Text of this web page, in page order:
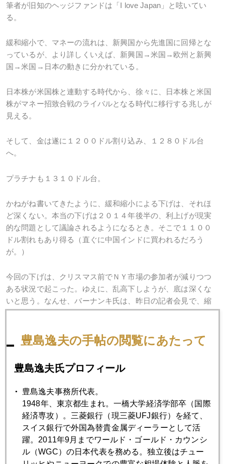
筆者が旧知のヘッジファンドは「I love Japan」と呟いてい
る。
緩和縮小で、マネーの流れは、新興国から先進国に回帰とな
っているが、より詳しくいえば、新興国→米国→欧州と新興
国→米国→日本の動きに分かれている。
日本株が米国株と連動する時代から、徐々に、日本株と米国
株がマネー招致合戦のライバルとなる時代に移行する兆しが
見える。
そして、金は遂に１２００ドル割り込み、１２８０ドル台
へ。
プラチナも１３１０ドル台。
かねがね書いてきたように、緩和縮小による下げは、それほ
ど深くない。本当の下げは２０１４年後半の、利上げが現実
的な問題として議論されるようになるとき。そこで１１００
ドル割れもあり得る（直ぐに中国インドに買われるだろう
が。）
今回の下げは、クリスマス前でＮＹ市場の参加者が減りつつ
ある状況で起こった。ゆえに、乱高下しようが、底は深くな
いと思う。なんせ、バーナンキ氏は、昨日の記者会見で、縮
小とはいえ緩和状態が続くことを強調しているからだ。
長期投資家にとっては、安値を拾うチャンス。
私もまた金を買います（増す）。プラチナも。。
ただ、円安でそれほど安くならないのだけどね。
円安でＮＹのドル建て金価格ほど派手な下げにはならない。
2013年
豊島逸夫の手帖の閲覧にあたって
豊島逸夫氏プロフィール
豊島逸夫事務所代表。
1948年、東京都生まれ。一橋大学経済学部卒（国際
経済専攻）。三菱銀行（現三菱UFJ銀行）を経て、
スイス銀行で外国為替貴金属ディーラーとして活
躍。2011年9月までワールド・ゴールド・カウンシ
ル（WGC）の日本代表を務める。独立後はチュー